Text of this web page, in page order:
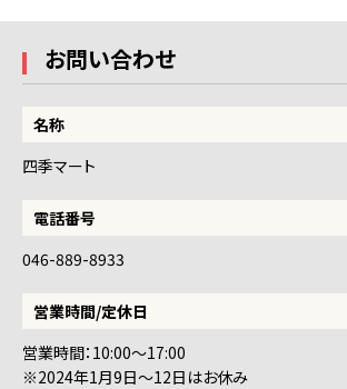
お問い合わせ
名称
四季マート
電話番号
046-889-8933
営業時間/定休日
営業時間：10:00～17:00
※2024年1月9日～12日はお休み